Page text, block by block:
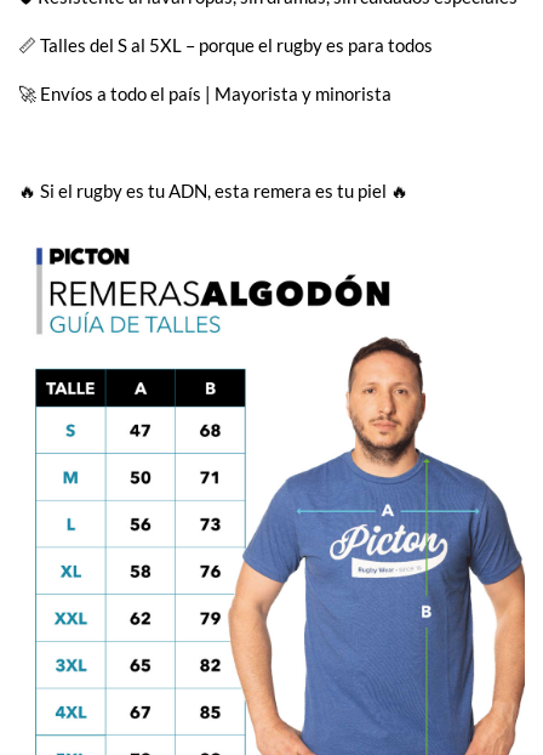
📏 Talles del S al 5XL – porque el rugby es para todos
🚀 Envíos a todo el país | Mayorista y minorista
🔥 Si el rugby es tu ADN, esta remera es tu piel 🔥